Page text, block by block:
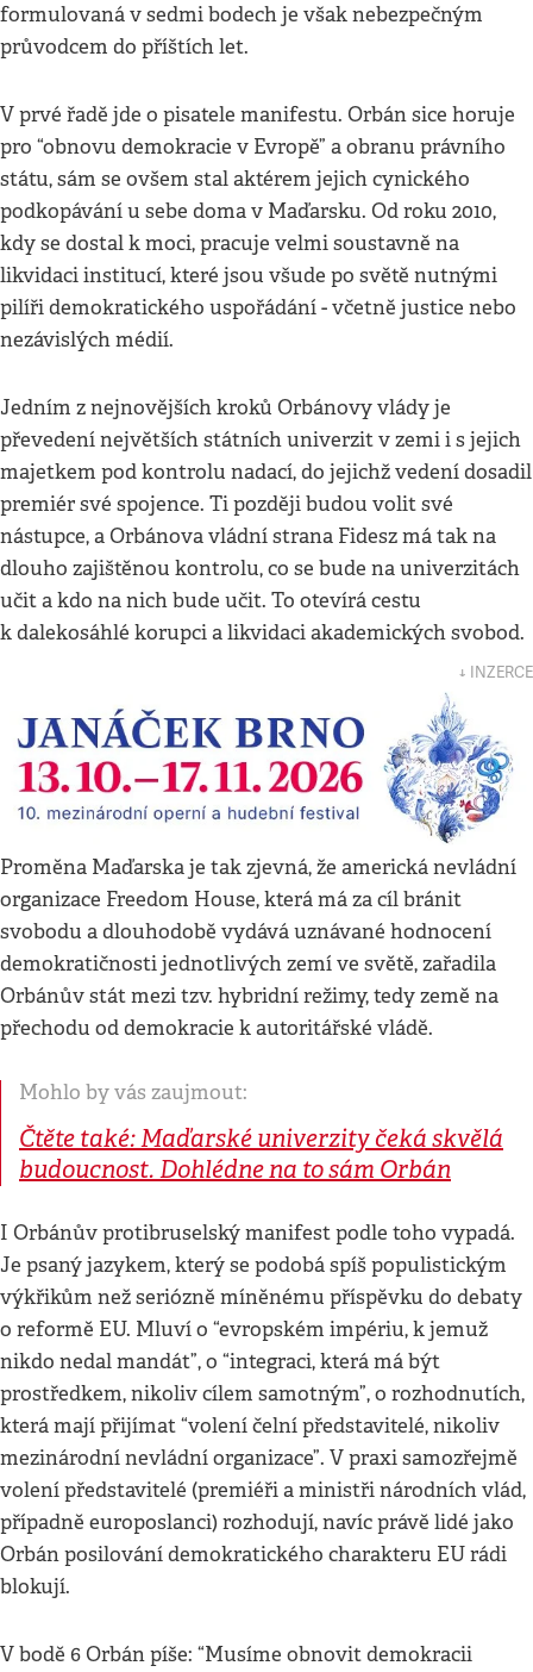
formulovaná v sedmi bodech je však nebezpečným
průvodcem do příštích let.
V prvé řadě jde o pisatele manifestu. Orbán sice horuje
pro “obnovu demokracie v Evropě” a obranu právního
státu, sám se ovšem stal aktérem jejich cynického
podkopávání u sebe doma v Maďarsku. Od roku 2010,
kdy se dostal k moci, pracuje velmi soustavně na
likvidaci institucí, které jsou všude po světě nutnými
pilíři demokratického uspořádání - včetně justice nebo
nezávislých médií.
Jedním z nejnovějších kroků Orbánovy vlády je
převedení největších státních univerzit v zemi i s jejich
majetkem pod kontrolu nadací, do jejichž vedení dosadil
premiér své spojence. Ti později budou volit své
nástupce, a Orbánova vládní strana Fidesz má tak na
dlouho zajištěnou kontrolu, co se bude na univerzitách
učit a kdo na nich bude učit. To otevírá cestu
k dalekosáhlé korupci a likvidaci akademických svobod.
↓ INZERCE
Proměna Maďarska je tak zjevná, že americká nevládní
organizace Freedom House, která má za cíl bránit
svobodu a dlouhodobě vydává uznávané hodnocení
demokratičnosti jednotlivých zemí ve světě, zařadila
Orbánův stát mezi tzv. hybridní režimy, tedy země na
přechodu od demokracie k autoritářské vládě.
Mohlo by vás zaujmout:
Čtěte také: Maďarské univerzity čeká skvělá
budoucnost. Dohlédne na to sám Orbán
I Orbánův protibruselský manifest podle toho vypadá.
Je psaný jazykem, který se podobá spíš populistickým
výkřikům než seriózně míněnému příspěvku do debaty
o reformě EU. Mluví o “evropském impériu, k jemuž
nikdo nedal mandát”, o “integraci, která má být
prostředkem, nikoliv cílem samotným”, o rozhodnutích,
která mají přijímat “volení čelní představitelé, nikoliv
mezinárodní nevládní organizace”. V praxi samozřejmě
volení představitelé (premiéři a ministři národních vlád,
případně europoslanci) rozhodují, navíc právě lidé jako
Orbán posilování demokratického charakteru EU rádi
blokují.
V bodě 6 Orbán píše: “Musíme obnovit demokracii